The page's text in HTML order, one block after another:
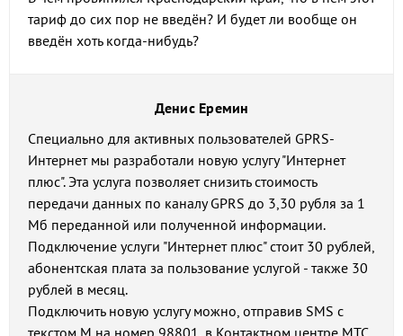
тариф до сих пор не введён? И будет ли вообще он
введён хоть когда-нибудь?
Денис Еремин
Специально для активных пользователей GPRS-
Интернет мы разработали новую услугу "Интернет
плюс". Эта услуга позволяет снизить стоимость
передачи данных по каналу GPRS до 3,30 рубля за 1
Мб переданной или полученной информации.
Подключение услуги "Интернет плюс" стоит 30 рублей,
абонентская плата за пользование услугой - также 30
рублей в месяц.
Подключить новую услугу можно, отправив SMS с
текстом М на номер 98801, в Контактном центре МТС